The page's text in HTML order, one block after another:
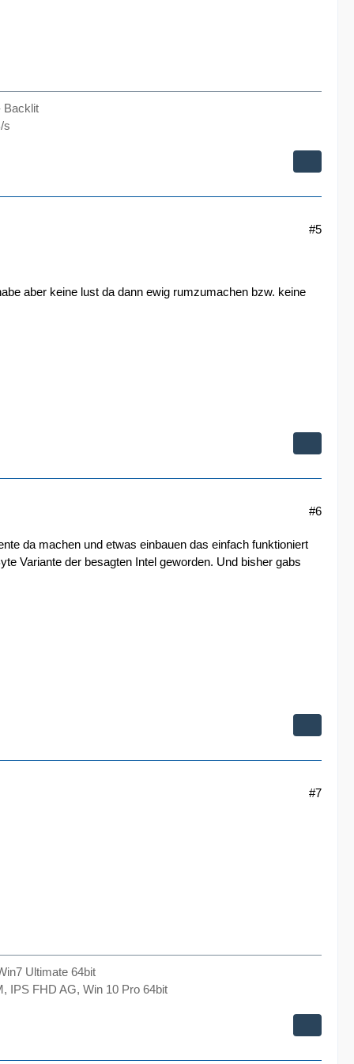
Backlit
s
#5
aber keine lust da dann ewig rumzumachen bzw. keine
#6
da machen und etwas einbauen das einfach funktioniert
Variante der besagten Intel geworden. Und bisher gabs
#7
Ultimate 64bit
IPS FHD AG, Win 10 Pro 64bit